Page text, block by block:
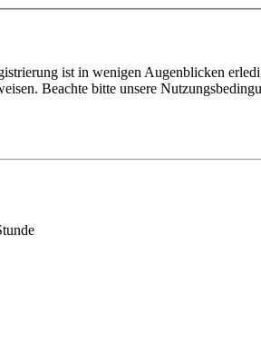
ist in wenigen Augenblicken
Beachte bitte unsere